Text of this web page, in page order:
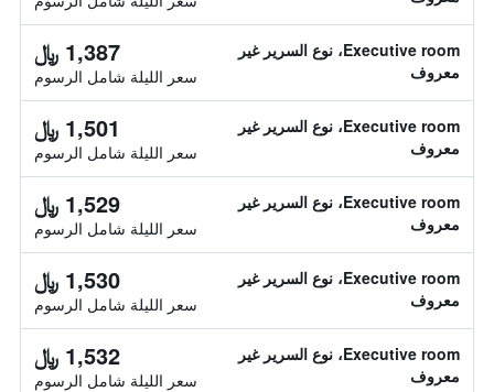
Executive room، نوع السرير غير
معروف
1,387 ﷼
سعر الليلة شامل الرسوم
Executive room، نوع السرير غير
معروف
1,501 ﷼
سعر الليلة شامل الرسوم
Executive room، نوع السرير غير
معروف
1,529 ﷼
سعر الليلة شامل الرسوم
Executive room، نوع السرير غير
معروف
1,530 ﷼
سعر الليلة شامل الرسوم
Executive room، نوع السرير غير
معروف
1,532 ﷼
سعر الليلة شامل الرسوم